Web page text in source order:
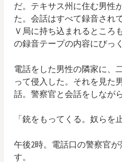
だ。テキサス州に住む男性
た。会話はすべて録音され
Ｖ局に持ち込まれるところ
の録音テープの内容にびっ
電話をした男性の隣家に、
って侵入した。それを見た
話。警察官と会話をしなが
「銃をもってくる。奴らを
午後2時。電話口の警察官
す。